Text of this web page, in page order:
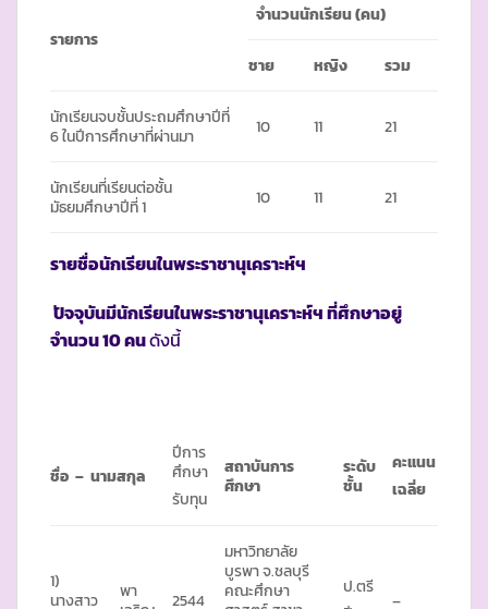
รายการ
จำนวนนักเรียน (คน)
ชาย หญิง รวม
นักเรียนจบชั้นประถมศึกษาปีที่
6 ในปีการศึกษาที่ผ่านมา
10 11 21
นักเรียนที่เรียนต่อชั้น
มัธยมศึกษาปีที่ 1
10 11 21
รายชื่อนักเรียนในพระราชานุเคราะห์ฯ
ปัจจุบันมีนักเรียนในพระราชานุเคราะห์ฯ ที่ศึกษาอยู่
จำนวน10 คนดังนี้
ชื่อ – นามสกุล
ปีการ
ศึกษา
รับทุน
สถาบันการ
ศึกษา
ระดับ
ชั้น
คะแนน
เฉลี่ย
1)
นางสาว
พา
2544
มหาวิทยาลัย
บูรพา จ.ชลบุรี
คณะศึกษา
ป.ตรี
–